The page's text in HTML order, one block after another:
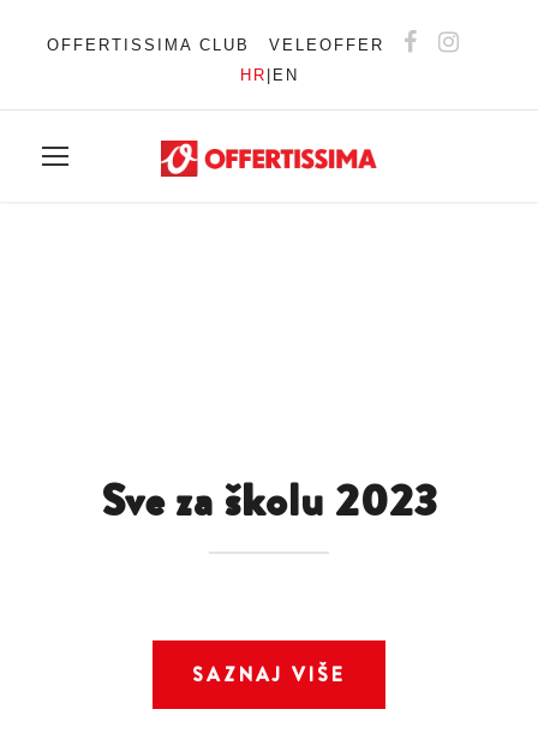
OFFERTISSIMA CLUB
VELEOFFER
HR EN
Sve za školu 2023
SAZNAJ VIŠE